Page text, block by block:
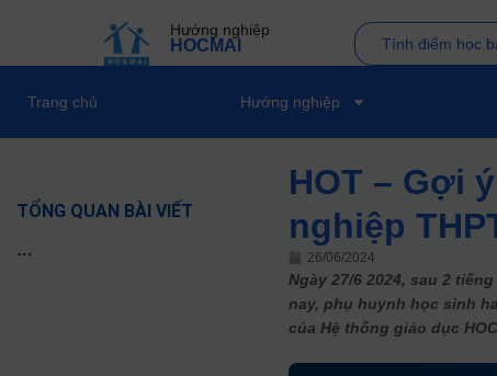
Hướng nghiệp
HOCMAI Tính điểm học
Trang chủ Hướng nghiệp
TỔNG QUAN BÀI VIẾT
...
HOT – Gợi
nghiệp
26/06/2024
Ngày 27/6 2024, sau 2
nay, phụ huynh học sinh
của Hệ thống giáo dục